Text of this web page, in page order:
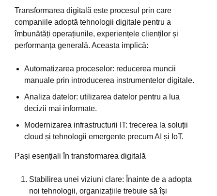
Transformarea digitală este procesul prin care
companiile adoptă tehnologii digitale pentru a
îmbunătăți operațiunile, experiențele clienților și
performanța generală. Aceasta implică:
Automatizarea proceselor: reducerea muncii
manuale prin introducerea instrumentelor digitale.
Analiza datelor: utilizarea datelor pentru a lua
decizii mai informate.
Modernizarea infrastructurii IT: trecerea la soluții
cloud și tehnologii emergente precum AI și IoT.
Pași esențiali în transformarea digitală
Stabilirea unei viziuni clare: Înainte de a adopta
noi tehnologii, organizațiile trebuie să își